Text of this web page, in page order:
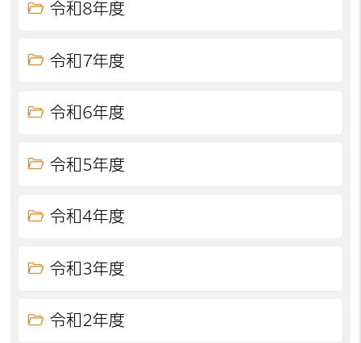
令和8年度
令和7年度
令和6年度
令和5年度
令和4年度
令和3年度
令和2年度